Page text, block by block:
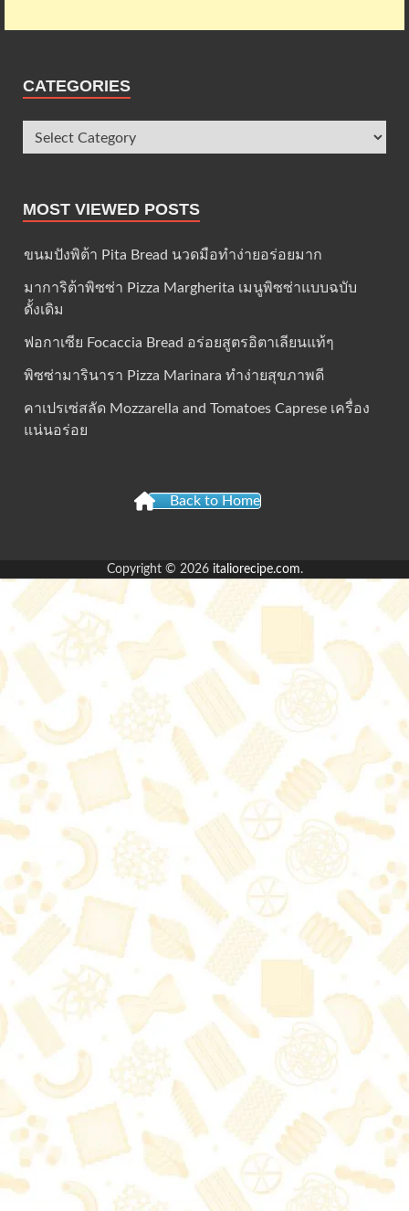
CATEGORIES
MOST VIEWED POSTS
ขนมปังพิต้า Pita Bread นวดมือทำง่ายอร่อยมาก
มาการิต้าพิซซ่า Pizza Margherita เมนูพิซซ่าแบบฉบับ
ดั้งเดิม
ฟอกาเซีย Focaccia Bread อร่อยสูตรอิตาเลียนแท้ๆ
พิซซ่ามารินารา Pizza Marinara ทำง่ายสุขภาพดี
คาเปรเซ่สลัด Mozzarella and Tomatoes Caprese เครื่อง
แน่นอร่อย
Back to Home
Copyright © 2026 italiorecipe.com.